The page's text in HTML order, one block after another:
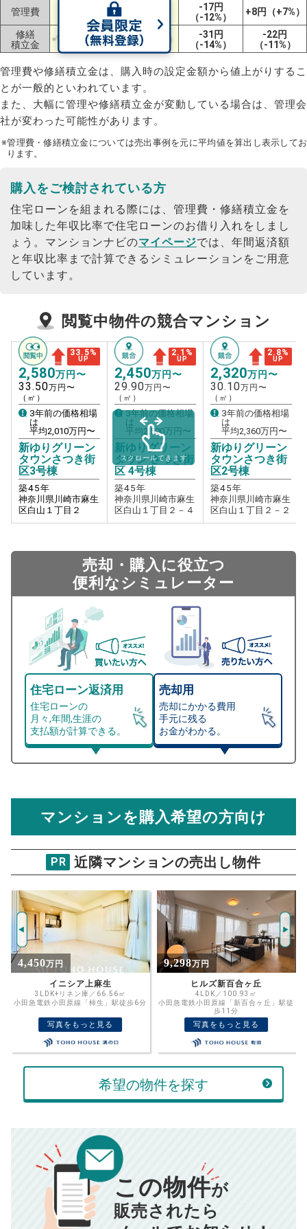
管理費
（-29%）
（+10%）
-17円
（-12%）
+8円（+7%）
修繕
積立金
-11円（-5%） +8円（+4%）
-31円
（-14%）
-22円
（-11%）
管理費や修繕積立金は、購入時の設定金額から値上がりするこ
とが一般的といわれています。
また、大幅に管理や修繕積立金が変動している場合は、管理会
社が変わった可能性があります。
※管理費・修繕積立金については売出事例を元に平均値を算出し表示してお
ります。
購入をご検討されている方
住宅ローンを組まれる際には、管理費・修繕積立金を
加味した年収比率で住宅ローンのお借り入れをしまし
ょう。 マンションナビのマイページでは、年間返済額
と年収比率まで計算できるシミュレーションをご用意
しています。
閲覧中物件の競合マンション
33.5%
UP
2,580万円〜
33.50万円〜
（㎡）
3年前の価格相場
は
平均2,010万円〜
新ゆりグリーン
タウンさつき街
区3号棟
築45年
神奈川県川崎市麻生
区白山１丁目２
2.1 %
UP
2,450万円〜
29.90万円〜
（㎡）
3年前の価格相場
は
平均2,500万円〜
新ゆりグリーン
タウン さつき街
区 4号棟
築45年
神奈川県川崎市麻生
区白山１丁目２－４
2.8%
UP
2,320万円〜
30.10万円〜
（㎡）
3年前の価格相場
は
平均2,360万円〜
新ゆりグリーン
タウンさつき街
区2号棟
築45年
神奈川県川崎市麻生
区白山１丁目２－２
スクロールできます
売却・購入に役立つ
便利なシミュレーター
住宅ローン返済用
住宅ローンの
月々,年間,生涯の
支払額が計算できる。
売却用
売却にかかる費用
手元に残る
お金がわかる。
総支払額シミュレーション
計算できます。
物件価格
万円
ご希望の
返済期間
年
住宅ローン
金利
%
ボーナス
返済金額
万円
万円
返済シミュレーション計算結果
毎月の支払額 834
マンション売却シミュレーター
から売却にかかる諸経費が自動で算出され、手元に残る
金額がわかります。
新ゆりグリーンタウンさつき街区3号
棟
試算条件 77㎡・5階
推定売却価格：2544万円
資金計画のために査定額や希望売却価
格を入力して活用するのもおすすめ◎
売却価格
万円
万円
計算する
売却にかかる費用
00万円
■仲介手数料／
万円
■売買契約書印紙／0万円
■抵当権抹消費用／0万円
000
マンションを購入希望の方向け
PR 近隣マンションの売出し物件
9,298万円
ヒルズ新百合ヶ丘
4LDK／100.93㎡
小田急電鉄小田原線「新百合ヶ丘」駅徒
写真をもっと見る
788万円
ダイアパレス柿生第二
3DK／51.03㎡
小田急小田原線「柿生」駅徒歩11分
写真をもっと見る
希望の物件を探す
この物件が
販売されたら